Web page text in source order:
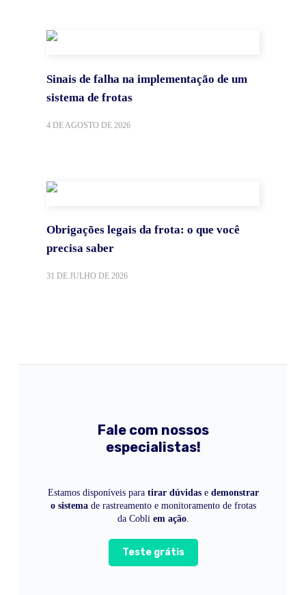
Sinais de falha na implementação de um
sistema de frotas
4 DE AGOSTO DE 2026
Obrigações legais da frota: o que você
precisa saber
31 DE JULHO DE 2026
Fale com nossos
especialistas!
Estamos disponíveis para tirar dúvidase demonstrar
o sistemade rastreamento e monitoramento de frotas
da Cobli em ação.
Teste grátis